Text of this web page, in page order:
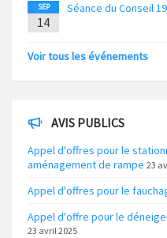
SEP
14
Séance du Conseil
Voir tous les événements
AVIS PUBLICS
Appel d'offres pour le
aménagement de rampe 23
Appel d'offres pour le
Appel d'offre pour le
23 avril 2025